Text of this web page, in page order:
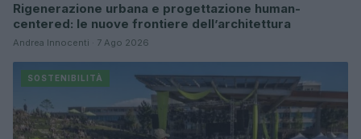
Rigenerazione urbana e progettazione human-
centered: le nuove frontiere dell’architettura
Andrea Innocenti · 7 Ago 2026
SOSTENIBILITÀ